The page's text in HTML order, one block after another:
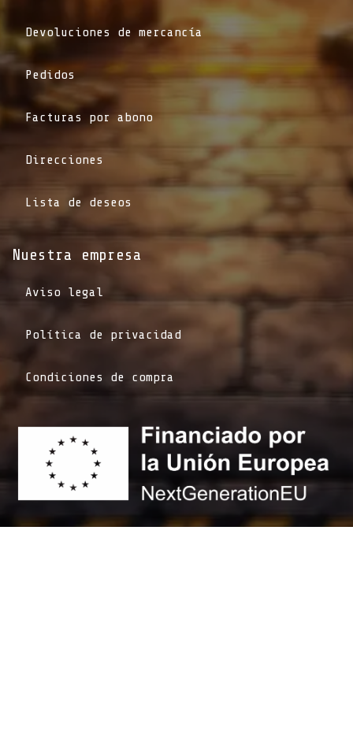
Devoluciones de mercancía
Pedidos
Facturas por abono
Direcciones
Lista de deseos
Nuestra empresa
Aviso legal
Política de privacidad
Condiciones de compra